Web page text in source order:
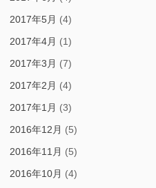
2017年5月 (4)
2017年4月 (1)
2017年3月 (7)
2017年2月 (4)
2017年1月 (3)
2016年12月 (5)
2016年11月 (5)
2016年10月 (4)